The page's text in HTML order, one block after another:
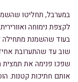
במערבל, תחליטו
לקצפת נימוחה
בעוד שהשמנת מתחילה
שוב עד שהתערובת
שפכו פנימה את תמצית
אותם חתיכות קטנות.